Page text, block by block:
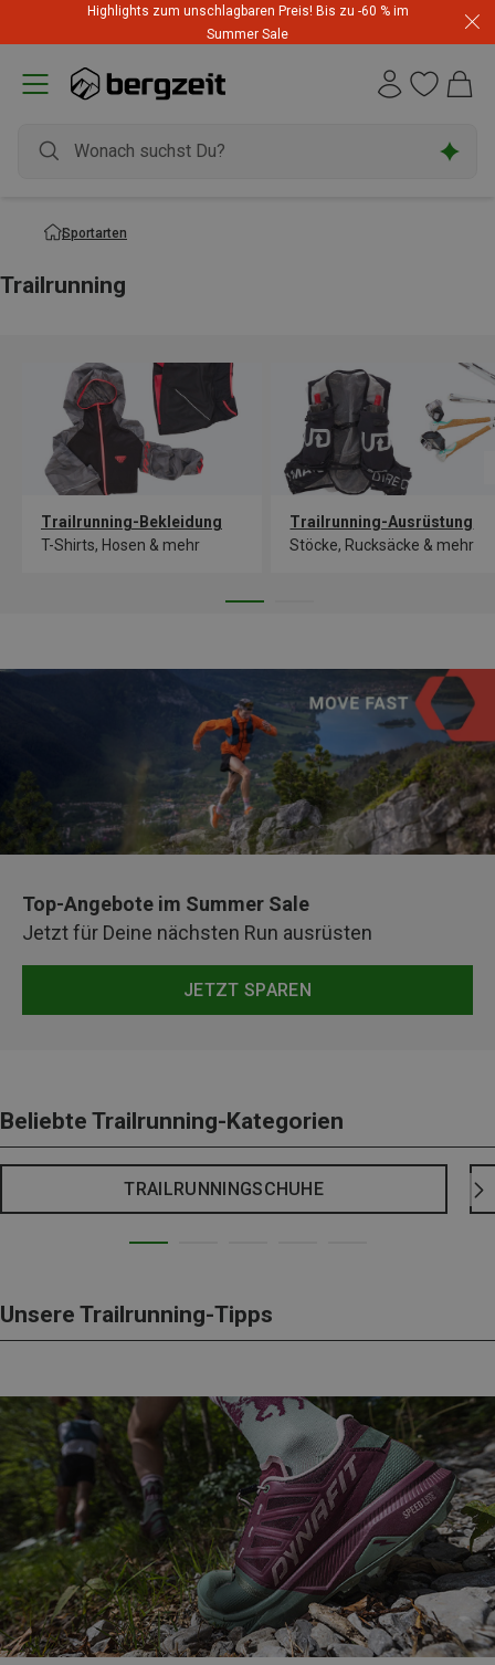
Highlights zum unschlagbaren Preis! Bis zu -60 % im
Summer Sale
Sportarten
Trailrunning
Trailrunning-Bekleidung
T-Shirts, Hosen & mehr
Trailrunning-Ausrüstung
Stöcke, Rucksäcke & mehr
Top-Angebote im Summer Sale
Jetzt für Deine nächsten Run ausrüsten
JETZT SPAREN
Beliebte Trailrunning-Kategorien
TRAILRUNNINGSCHUHE
Unsere Trailrunning-Tipps